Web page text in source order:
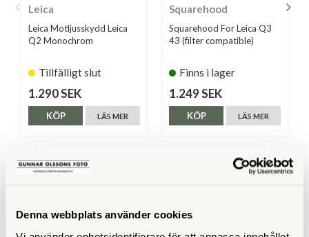
Denna webbplats använder cookies
Leica
Leica Motljusskydd Leica
Q2 Monochrom
Tillfälligt slut
1.290 SEK
LÄS MER
KÖP
Squarehood
Squarehood For Leica Q3
43 (filter compatible)
Finns i lager
1.249 SEK
LÄS MER
KÖP